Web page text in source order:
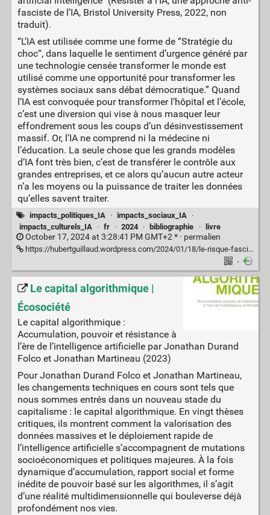
fasciste de l’IA, Bristol University Press, 2022, non
traduit).
“L’IA est utilisée comme une forme de “Stratégie du
choc“, dans laquelle le sentiment d’urgence généré par
une technologie censée transformer le monde est
utilisé comme une opportunité pour transformer les
systèmes sociaux sans débat démocratique.” Quand
l’IA est convoquée pour transformer l’hôpital et l’école,
c’est une diversion qui vise à nous masquer leur
effondrement sous les coups d’un désinvestissement
massif. Or, l’IA ne comprend ni la médecine ni
l’éducation. La seule chose que les grands modèles
d’IA font très bien, c’est de transférer le contrôle aux
grandes entreprises, et ce alors qu’aucun autre acteur
n’a les moyens ou la puissance de traiter les données
qu’elles savent traiter.
impacts_politiques_IA · impacts_sociaux_IA
·
impacts_culturels_IA
· fr · 2024 · bibliographie · livre
October 17, 2024 at 3:28:41 PM GMT+2 * · permalien
https://hubertguillaud.wordpress.com/2024/01/18/le-risque-fasciste-de-lia/
·
Le capital algorithmique |
Écosociété
Le capital algorithmique :
Accumulation, pouvoir et résistance à
l’ère de l’intelligence artificielle par Jonathan Durand
Folco et Jonathan Martineau (2023)
Pour Jonathan Durand Folco et Jonathan Martineau,
les changements techniques en cours sont tels que
nous sommes entrés dans un nouveau stade du
capitalisme : le capital algorithmique. En vingt thèses
critiques, ils montrent comment la valorisation des
données massives et le déploiement rapide de
l’intelligence artificielle s’accompagnent de mutations
socioéconomiques et politiques majeures. À la fois
dynamique d’accumulation, rapport social et forme
inédite de pouvoir basé sur les algorithmes, il s’agit
d’une réalité multidimensionnelle qui bouleverse déjà
profondément nos vies.